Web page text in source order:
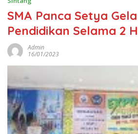
SMA Panca Setya
Pendidikan Selama 2
Admin
16/01/2023